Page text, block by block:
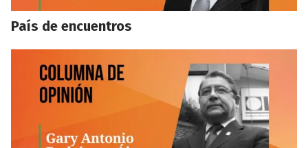
País de encuentros